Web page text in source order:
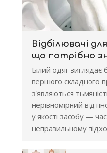
Відбілювачі
що потрібно
Білий одяг
першого складного
з’являються
нерівномірний
у якості засобу —
неправильному